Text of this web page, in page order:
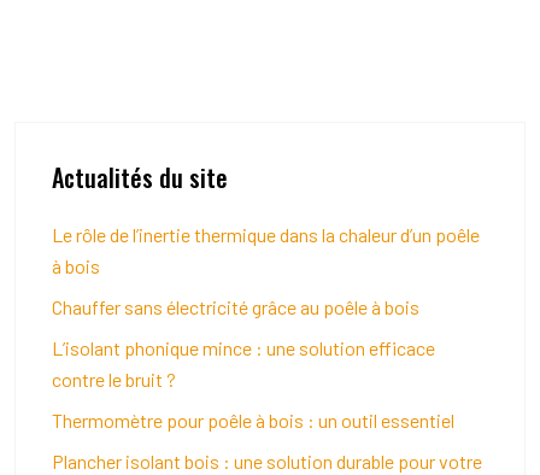
Actualités du site
Le rôle de l’inertie thermique dans la chaleur d’un poêle
à bois
Chauffer sans électricité grâce au poêle à bois
L’isolant phonique mince : une solution efficace
contre le bruit ?
Thermomètre pour poêle à bois : un outil essentiel
Plancher isolant bois : une solution durable pour votre